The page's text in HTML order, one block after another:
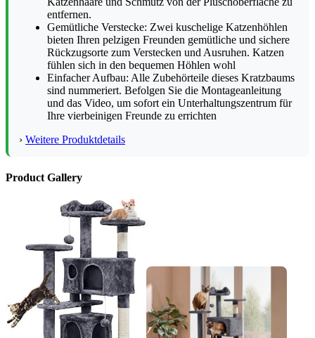
entfernen.
Gemütliche Verstecke: Zwei kuschelige Katzenhöhlen
bieten Ihren pelzigen Freunden gemütliche und sichere
Rückzugsorte zum Verstecken und Ausruhen. Katzen
fühlen sich in den bequemen Höhlen wohl
Einfacher Aufbau: Alle Zubehörteile dieses Kratzbaums
sind nummeriert. Befolgen Sie die Montageanleitung
und das Video, um sofort ein Unterhaltungszentrum für
Ihre vierbeinigen Freunde zu errichten
› Weitere Produktdetails
Product Gallery